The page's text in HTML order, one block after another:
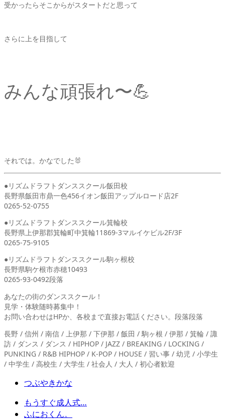
受かったらそこからがスタートだと思って
さらに上を目指して
みんな頑張れ〜💪
それでは。かなでした🐰
●リズムドラフトダンススクール飯田校
長野県飯田市鼎一色456イオン飯田アップルロード店2F
0265-52-0755
●リズムドラフトダンススクール箕輪校
長野県上伊那郡箕輪町中箕輪11869-3マルイケビル2F/3F
0265-75-9105
●リズムドラフトダンススクール駒ヶ根校
長野県駒ケ根市赤穂10493
0265-93-0492段落
あなたの街のダンススクール！
見学・体験随時募集中！
お問い合わせはHPか、各校まで直接お電話ください。段落段落
長野 / 信州 / 南信 / 上伊那 / 下伊那 / 飯田 / 駒ヶ根 / 伊那 / 箕輪 / 諏
訪 / ダンス / ダンス / HIPHOP / JAZZ / BREAKING / LOCKING /
PUNKING / R&B HIPHOP / K-POP / HOUSE / 習い事 / 幼児 / 小学生
/ 中学生 / 高校生 / 大学生 / 社会人 / 大人 / 初心者歓迎
つぶやきかな
もうすぐ成人式…
ふにおくん。